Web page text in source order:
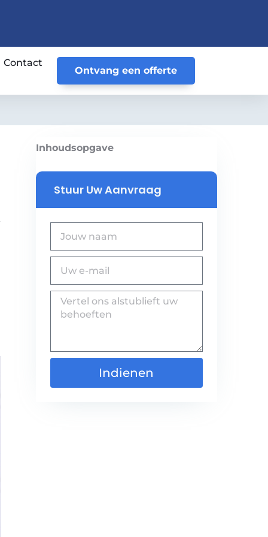
Contact
Ontvang een offerte
Inhoudsopgave
Stuur Uw Aanvraag
Indienen